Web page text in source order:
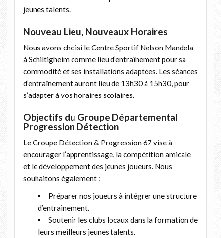
jeunes talents.
Nouveau Lieu, Nouveaux Horaires
Nous avons choisi le Centre Sportif Nelson Mandela
à Schiltigheim comme lieu d’entraînement pour sa
commodité et ses installations adaptées. Les séances
d’entraînement auront lieu de 13h30 à 15h30, pour
s’adapter à vos horaires scolaires.
Objectifs du Groupe Départemental
Progression Détection
Le Groupe Détection & Progression 67 vise à
encourager l’apprentissage, la compétition amicale
et le développement des jeunes joueurs. Nous
souhaitons également :
Préparer nos joueurs à intégrer une structure
d’entrainement.
Soutenir les clubs locaux dans la formation de
leurs meilleurs jeunes talents.